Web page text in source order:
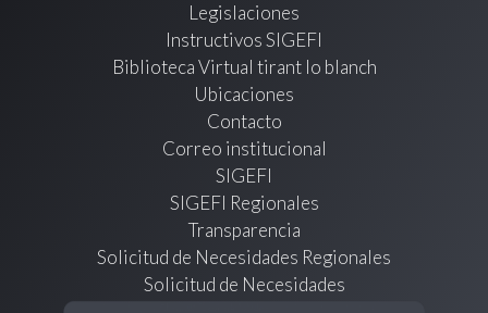
Legislaciones
Instructivos SIGEFI
Biblioteca Virtual tirant lo blanch
Ubicaciones
Contacto
Correo institucional
SIGEFI
SIGEFI Regionales
Transparencia
Solicitud de Necesidades Regionales
Solicitud de Necesidades